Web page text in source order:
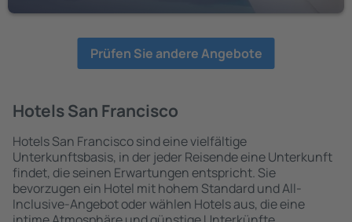
Prüfen Sie andere Angebote
Hotels San Francisco
Hotels San Francisco sind eine vielfältige
Unterkunftsbasis, in der jeder Reisende eine Unterkunft
findet, die seinen Erwartungen entspricht. Sie
bevorzugen ein Hotel mit hohem Standard und All-
Inclusive-Angebot oder wählen Hotels aus, die eine